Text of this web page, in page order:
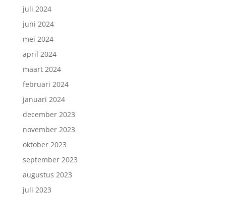
juli 2024
juni 2024
mei 2024
april 2024
maart 2024
februari 2024
januari 2024
december 2023
november 2023
oktober 2023
september 2023
augustus 2023
juli 2023